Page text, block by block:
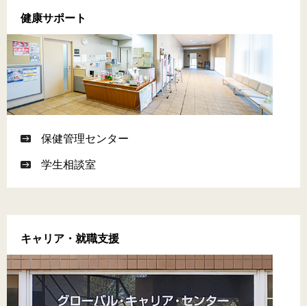
健康サポート
保健管理センター
学生相談室
キャリア・就職支援